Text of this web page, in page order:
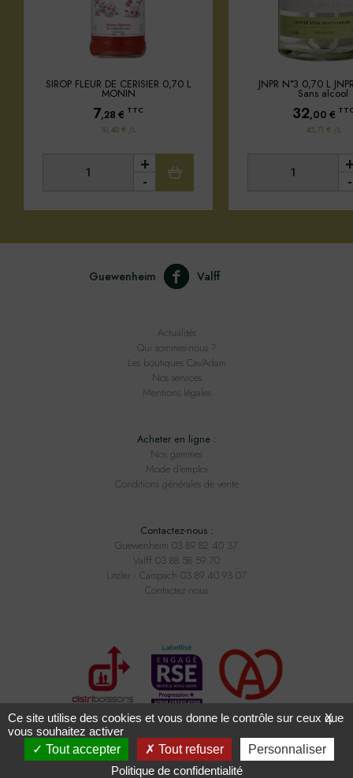
SIROP FLEUR DE CERISIER 0,70 L
MONIN
7,28 € TTC
10,40 € /L
-
+
JNPR N°3 0,70 L
Sans alcool
32,00 €
45,71 € /L
-
Guewenheim Valff
Actualités
Qui sommes-nous ?
Les boutiques Cav'Adam
Nos services
Mentions légales
Acheter en ligne :
Nos gammes
Mode d'emploi
Conditions générales de vente
Contactez-nous :
Guewenheim 03 89 82 40 37
Valff 03 88 58 59 70
Litzler - Carspach 03 89 40 93 07
Contactez-nous
Tous droits réservés ADAM BOISSONS - Conception2exviaavecMasteredit
X
Ce site utilise des cookies et vous donne le contrôle sur ceux que
vous souhaitez activer
Tout accepter
Tout refuser
Personnaliser
Politique de confidentialité